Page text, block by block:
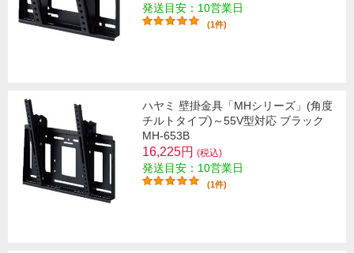
発送目安：10営業日
(1件)
ハヤミ 壁掛金具「MHシリーズ」(角度
チルトタイプ)～55V型対応 ブラック
MH-653B
16,225円 (税込)
発送目安：10営業日
(1件)